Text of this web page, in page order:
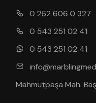
0 262 606 0 327
0 543 251 02 41
0 543 251 02 41
Mahmutpaşa Mah.